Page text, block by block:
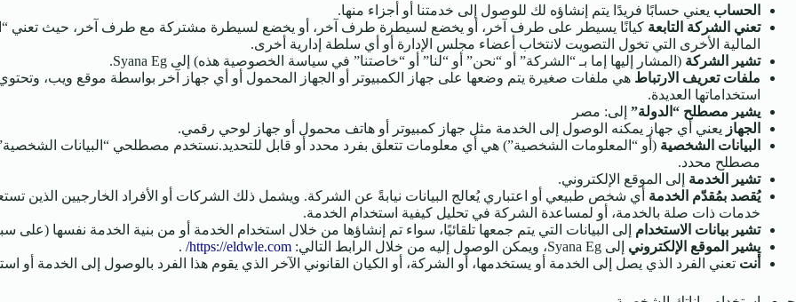
الحساب يعني حسابًا فريدًا يتم إنشاؤه لك للوصول إلى خدمتنا أو أجزاء منها.
تعني الشركة التابعة
المالية الأخرى التي تخول التصويت لانتخاب أعضاء مجلس الإدارة أو أي سلطة إدارية أخرى.
تشير الشركة (المشار إليها إما بـ “الشركة” أو “نحن” أو “لنا” أو “خاصتنا” في سياسة الخصوصية هذه) إلى Syana Eg.
ملفات تعريف الارتباط هي ملفات صغيرة يتم وضعها على جهاز الكمبيوتر أو الجهاز المحمول أو أي جهاز آخر بواسطة موقع ويب،
استخداماتها العديدة.
يشير مصطلح “الدولة” إلى: مصر
الجهاز يعني أي جهاز يمكنه الوصول إلى الخدمة مثل جهاز كمبيوتر أو هاتف محمول أو جهاز لوحي رقمي.
البيانات الشخصية (أو “المعلومات الشخصية”) هي أي معلومات تتعلق بفرد محدد أو قابل للتحديد.نستخدم مصطلحي “البيانات
مصطلح محدد.
تشير الخدمة إلى الموقع الإلكتروني.
يُقصد بمُقدّم الخدمة أي شخص طبيعي أو اعتباري يُعالج البيانات نيابةً عن الشركة. ويشمل ذلك الشركات أو الأفراد الخارجيين الذين
خدمات ذات صلة بالخدمة، أو لمساعدة الشركة في تحليل كيفية استخدام الخدمة.
تشير بيانات الاستخدام إلى البيانات التي يتم جمعها تلقائيًا، سواء تم إنشاؤها من خلال استخدام الخدمة أو من بنية الخدمة نفسها (على
يشير الموقع الإلكتروني إلى Syana Eg، ويمكن الوصول إليه من خلال الرابط التالي: https://eldwle.com/
.
أنت تعني الفرد الذي يصل إلى الخدمة أو يستخدمها، أو الشركة، أو الكيان القانوني الآخر الذي يقوم هذا الفرد بالوصول إلى الخدمة أو